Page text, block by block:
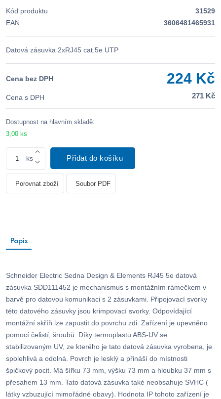
Kód produktu
31529
EAN
3606481465931
Datová zásuvka 2xRJ45 cat.5e UTP
Cena bez DPH 224 Kč
Cena s DPH 271 Kč
Dostupnost na hlavním skladě:
3,00 ks
ks Přidat do košíku
Porovnat zboží Soubor PDF
Popis
Schneider Electric Sedna Design & Elements RJ45 5e datová
zásuvka SDD111452 je mechanismus s montážním rámečkem v
barvě pro datovou komunikaci s 2 zásuvkami. Připojovací svorky
této datového zásuvky jsou krimpovací svorky. Odpovídající
montážní skříň lze zapustit do povrchu zdi. Zařízení je upevněno
pomocí čelistí, šroubů. Díky termoplastu ABS-UV se
stabilizovaným UV, ze kterého je tato datová zásuvka vyrobena, je
spolehlivá a odolná. Povrch je lesklý a přináší do místnosti
špičkový pocit. Má šířku 73 mm, výšku 73 mm a hloubku 37 mm s
přesahem 13 mm. Tato datová zásuvka také neobsahuje SVHC (
látky vzbuzující mimořádné obavy). Hodnota IP tohoto zařízení je